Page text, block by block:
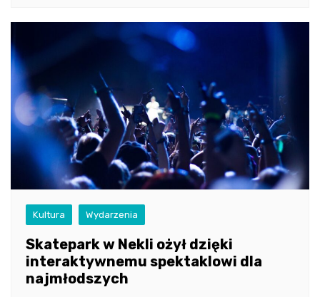
Kultura Wydarzenia
Skatepark w Nekli ożył dzięki
interaktywnemu spektaklowi dla
najmłodszych